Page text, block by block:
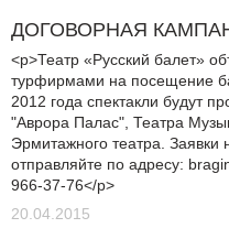
ДОГОВОРНАЯ
<p>Театр «Русский балет»
турфирмами на посещение
2012 года спектакли будут
"Аврора Палас", Театра
Эрмитажного театра. Заявки
отправляйте по адресу:
966-37-76</p>
20.04.2015